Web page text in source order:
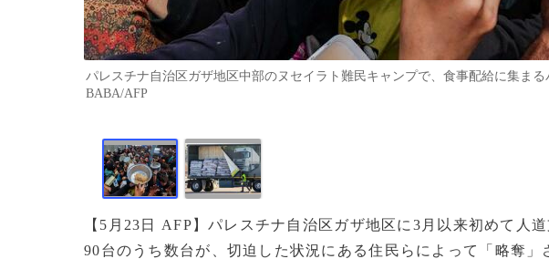
パレスチナ自治区ガザ地区中部のヌセイラト難民キャンプで、食事配給に集まる
BABA/AFP
【5月23日 AFP】パレスチナ自治区ガザ地区に3月以来初めて人
90台のうち数台が、切迫した状況にある住民らによって「略奪